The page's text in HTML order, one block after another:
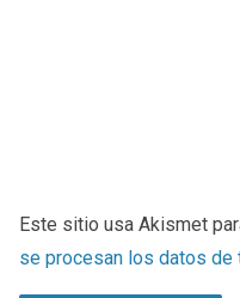
Este sitio usa Akismet
se procesan los datos de